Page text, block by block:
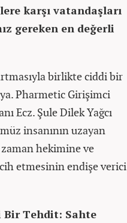
karşı vatandaşları
gereken en değerli
birlikte ciddi bir
Pharmetic Girişimci
Ecz. Şule Dilek Yağcı
insanının uzayan
zaman hekimine ve
etmesinin endişe verici
Bir Tehdit: Sahte